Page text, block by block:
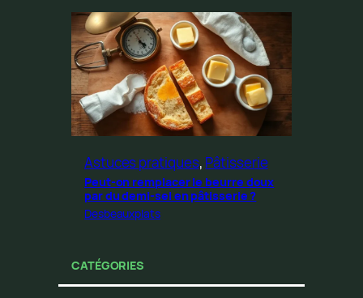
Astuces pratiques, Pâtisserie
Peut-on remplacer le beurre doux
par du demi-sel en pâtisserie ?
Desbeauxplats
CATÉGORIES